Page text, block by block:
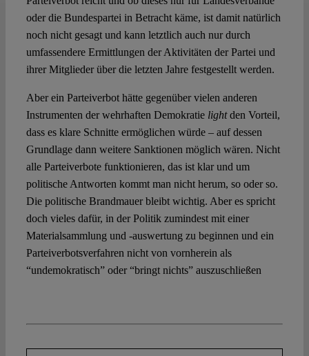
oder die Bundespartei in Betracht käme, ist damit natürlich
noch nicht gesagt und kann letztlich auch nur durch
umfassendere Ermittlungen der Aktivitäten der Partei und
ihrer Mitglieder über die letzten Jahre festgestellt werden.
Aber ein Parteiverbot hätte gegenüber vielen anderen
Instrumenten der wehrhaften Demokratie lightden Vorteil,
dass es klare Schnitte ermöglichen würde – auf dessen
Grundlage dann weitere Sanktionen möglich wären. Nicht
alle Parteiverbote funktionieren, das ist klar und um
politische Antworten kommt man nicht herum, so oder so.
Die politische Brandmauer bleibt wichtig. Aber es spricht
doch vieles dafür, in der Politik zumindest mit einer
Materialsammlung und -auswertung zu beginnen und ein
Parteiverbotsverfahren nicht von vornherein als
“undemokratisch” oder “bringt nichts” auszuschließen